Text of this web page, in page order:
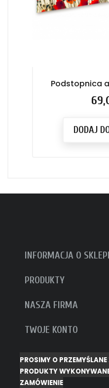
Podstopnica
DODAJ
INFORMACJA O
PRODUKTY
NASZA FIRMA
TWOJE KONTO
PROSIMY O
PRODUKTY
ZAMÓWIENIE